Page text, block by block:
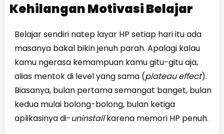
Kehilangan Motivasi Belajar
Belajar sendiri natep layar HP setiap hari itu ada
masanya bakal bikin jenuh parah. Apalagi kalau
kamu ngerasa kemampuan kamu gitu-gitu aja,
alias mentok di level yang sama (plateau effect).
Biasanya, bulan pertama semangat banget, bulan
kedua mulai bolong-bolong, bulan ketiga
aplikasinya di-uninstallkarena memori HP penuh.